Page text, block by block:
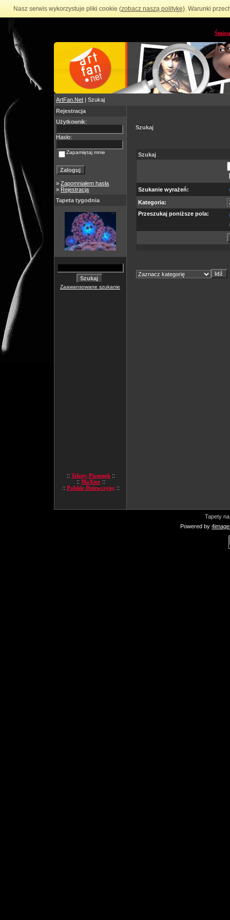
Nasz serwis wykorzystuje pliki cookie (zobacz naszą politykę). Warunki
ArtFan.Net | Szukaj
Rejestracja
Użytkownik:
Hasło:
Zapamiętaj mnie
»Zapomniałem hasła
» Rejestracja
Tapeta tygodnia
Zaawansowane szukanie
:: Teksty Piosenek ::
:: MaXior ::
:: Polskie Dziewczyny ::
Szukaj
Szukaj
Szukanie wyrażeń:
Kategoria:
Przeszukaj poniższe pola:
Tapety
Powered by